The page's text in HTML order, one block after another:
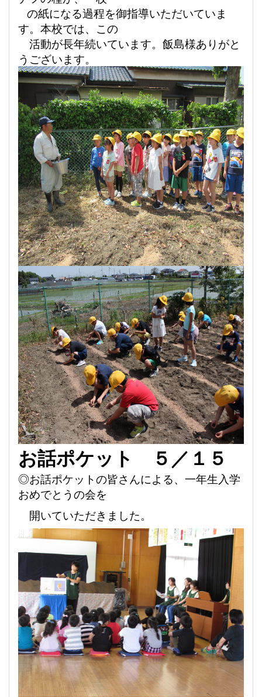
の紙になる過程を御指導いただいていま
す。本校では、この
活動が長年続いています。飯島様ありがと
うございます。
お話ポケット ５／１５
◎お話ポケットの皆さんによる、 一年生入学
おめでとうの会を
開いていただきました。